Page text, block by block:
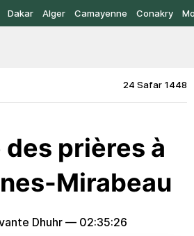
Dakar Alger Camayenne Conakry
24 Safar 1448
des prières à
Mirabeau
Dhuhr — 02:35:26